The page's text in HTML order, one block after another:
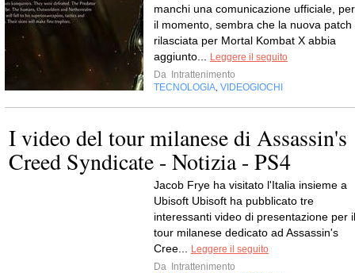
manchi una comunicazione ufficiale, per
il momento, sembra che la nuova patch
rilasciata per Mortal Kombat X abbia
aggiunto...
Leggere il seguito
Da
Intrattenimento
TECNOLOGIA VIDEOGIOCHI
I video del tour milanese di Assassin's
Creed Syndicate - Notizia - PS4
Jacob Frye ha visitato l'Italia insieme a
Ubisoft Ubisoft ha pubblicato tre
interessanti video di presentazione per il
tour milanese dedicato ad Assassin's
Cree...
Leggere il seguito
Da
Intrattenimento